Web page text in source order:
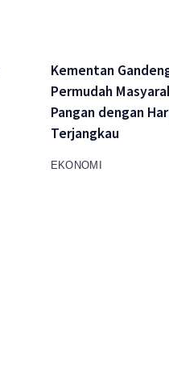
Kementan
Permudah
Pangan dengan
Terjangkau
EKONOMI